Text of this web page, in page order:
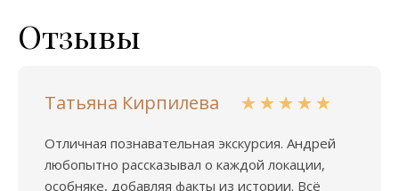
Отзывы
Татьяна Кирпилева
Отличная познавательная экскурсия. Андрей
любопытно рассказывал о каждой локации,
особняке, добавляя факты из истории. Всё